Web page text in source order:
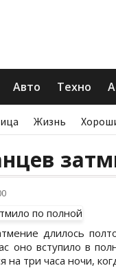
Авто Техно
Жизнь
длилось
оно вступило в
на три часа ночи,